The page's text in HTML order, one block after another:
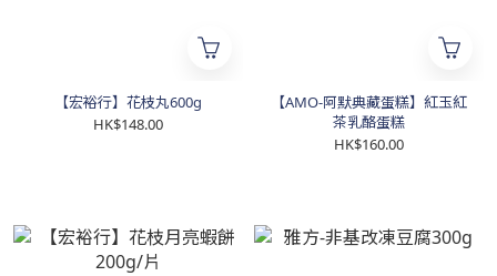
【宏裕行】花枝丸600g
HK$148.00
【AMO-阿默典藏蛋糕】紅玉紅
茶乳酪蛋糕
HK$160.00